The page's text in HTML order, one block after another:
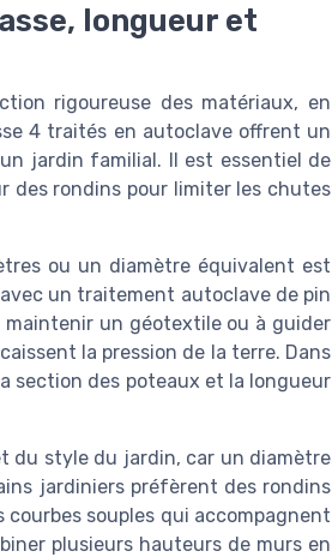
longueur et
rigoureuse des matériaux, en
4 traités en autoclave offrent un
jardin familial. Il est essentiel de
des rondins pour limiter les chutes
ou un diamètre équivalent est
un traitement autoclave de pin
un géotextile ou à guider
la pression de la terre. Dans
section des poteaux et la longueur
du style du jardin, car un diamètre
jardiniers préfèrent des rondins
souples qui accompagnent
plusieurs hauteurs de murs en